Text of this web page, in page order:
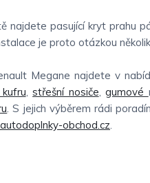
najdete pasující kryt prahu
je proto otázkou
Megane najdete v
,střešní nosiče,gumové
. S jejich výběrem rádi
obchod.cz.